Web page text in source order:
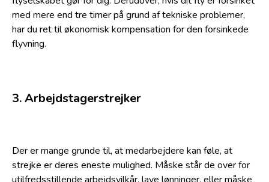
med mere end tre timer på grund af tekniske problemer,
har du ret til økonomisk kompensation for den forsinkede
flyvning.
3. Arbejdstagerstrejker
Der er mange grunde til, at medarbejdere kan føle, at
strejke er deres eneste mulighed. Måske står de over for